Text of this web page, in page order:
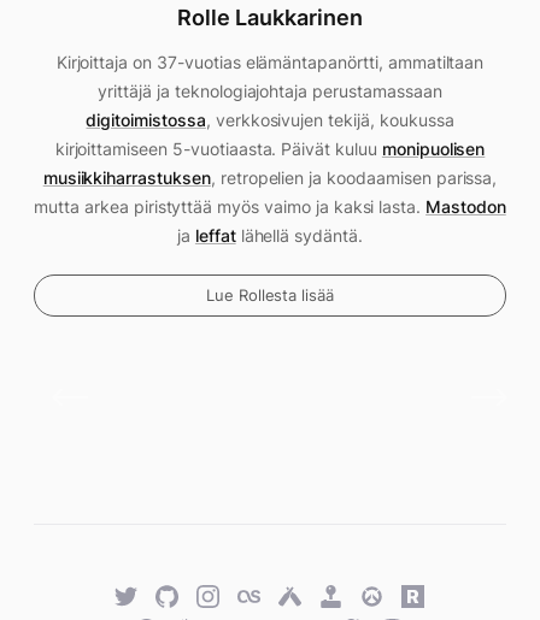
Rolle Laukkarinen
Kirjoittaja on 37-vuotias elämäntapanörtti, ammatiltaan
yrittäjä ja teknologiajohtaja perustamassaan
digitoimistossa, verkkosivujen tekijä, koukussa
kirjoittamiseen 5-vuotiaasta. Päivät kuluu monipuolisen
musiikkiharrastuksen, retropelien ja koodaamisen parissa,
mutta arkea piristyttää myös vaimo ja kaksi lasta. Mastodon
ja leffatlähellä sydäntä.
Lue Rollesta lisää
TwitterGitHubTwitterLast.fmUntappd
RetroOverwatch
Rawg.io